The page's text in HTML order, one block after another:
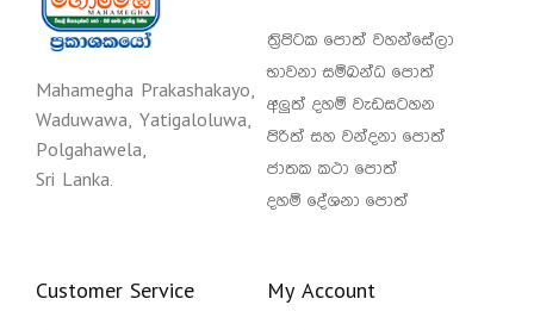
Mahamegha Prakashakayo,
Waduwawa, Yatigaloluwa,
Polgahawela,
Sri Lanka.
ත්‍රිපිටක පොත් වහන්සේලා
භාවනා සම්බන්ධ පොත්
අලුත් දහම් වැඩසටහන
පිරිත් සහ වන්දනා පොත්
ජාතක කථා පොත්
දහම් දේශනා පොත්
Customer Service My Account